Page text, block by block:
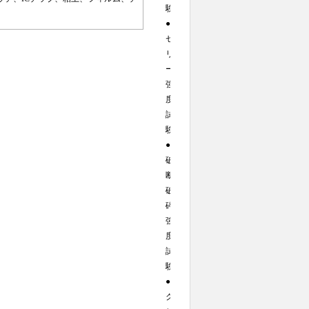
験
●
ゼ
リ
ー
強
度
試
験
●
破
断・
破
砕
強
度
試
験
●
ク